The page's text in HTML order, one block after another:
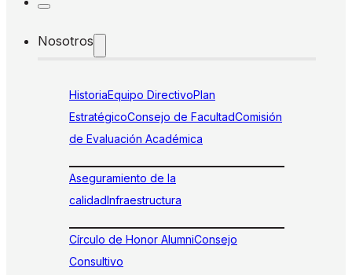
Nosotros
HistoriaEquipo DirectivoPlan
EstratégicoConsejo de FacultadComisión
de Evaluación Académica
Aseguramiento de la
calidadInfraestructura
Círculo de Honor AlumniConsejo
Consultivo